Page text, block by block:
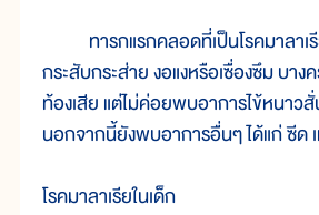
ทารกแรกคลอดที่เป็นโรคมาลาเรี
กระสับกระส่าย งอแงหรือเซื่องซึม บาง
ท้องเสีย แต่ไม่ค่อยพบอาการไข้หนาว
นอกจากนี้ยังพบอาการอื่นๆ ได้แก่ ซีด
โรคมาลาเรียในเด็ก